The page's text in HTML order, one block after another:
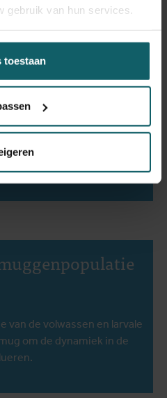
gebruik van hun services.
toestaan
bepalen
het uitvoeren van de
de pilootfase in Wilrijk om
haalbaarheid van het
van de volwassen en larvale
om de dynamiek in de